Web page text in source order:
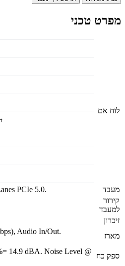
מפרט טכני
לוח אם
מעבד
PCIe 5.0.
קירור
למעבד
זיכרון
מארז
Audio In/Out.
ספק כח
14.9 dBA. Noise Level @